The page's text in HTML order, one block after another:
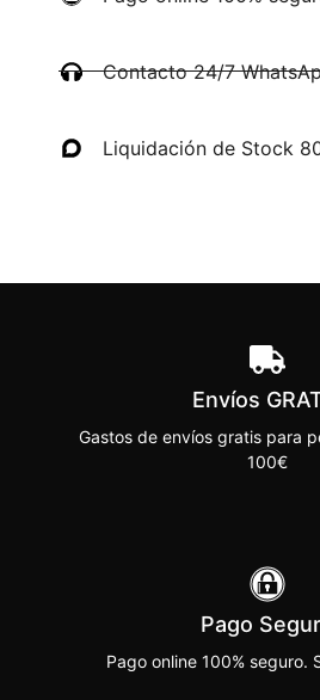
Contacto 24/7
Liquidación de Stock
Envíos
Gastos de envíos gratis para
100€
Pago
Pago online 100% seguro.